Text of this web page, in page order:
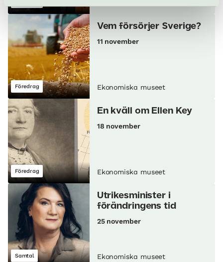
Föredrag
Vem försörjer Sverige?
11 november
Ekonomiska museet
Föredrag
En kväll om Ellen Key
18 november
Ekonomiska museet
Samtal
Utrikesminister i
förändringens tid
25 november
Ekonomiska museet